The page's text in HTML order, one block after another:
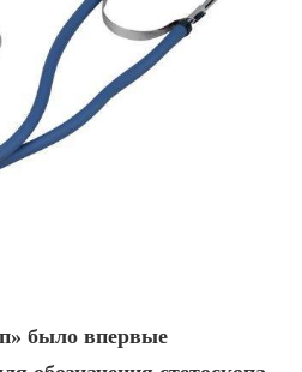
было впервые